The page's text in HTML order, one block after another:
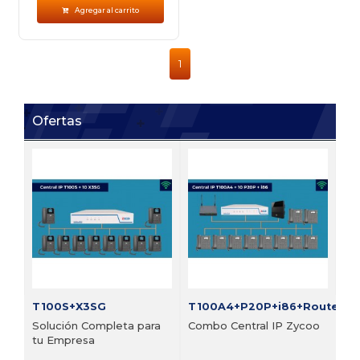
Agregar al carrito
1
Ofertas
T100S+X3SG
Solución Completa para
tu Empresa
T100A4+P20P+i86+Router
Combo Central IP Zycoo